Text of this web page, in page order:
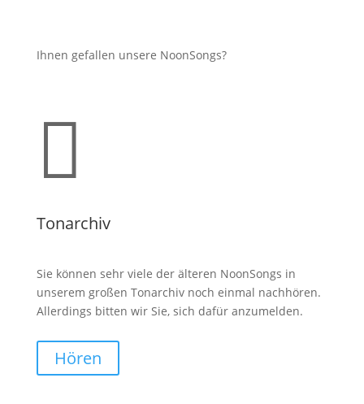
Ihnen gefallen unsere NoonSongs?

Tonarchiv
Sie können sehr viele der älteren NoonSongs in
unserem großen Tonarchiv noch einmal nachhören.
Allerdings bitten wir Sie, sich dafür anzumelden.
Hören